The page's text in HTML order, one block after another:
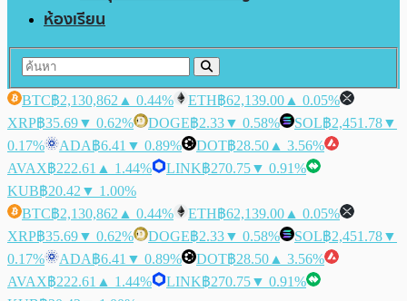
ห้องเรียน
BTC฿2,130,862 ▲ 0.44% ETH฿62,139.00 ▲ 0.05%
XRP฿35.69▼ 0.62% DOGE฿2.33▼ 0.58% SOL฿2,451.78▼
0.17%
ADA฿6.41 ▼ 0.89% DOT฿28.50 ▲ 3.56%
AVAX฿222.61 ▲ 1.44% LINK฿270.75▼ 0.91%
KUB฿20.42 ▼ 1.00%
BTC฿2,130,862 ▲ 0.44% ETH฿62,139.00 ▲ 0.05%
XRP฿35.69▼ 0.62% DOGE฿2.33▼ 0.58% SOL฿2,451.78▼
0.17%
ADA฿6.41 ▼ 0.89% DOT฿28.50 ▲ 3.56%
AVAX฿222.61 ▲ 1.44% LINK฿270.75▼ 0.91%